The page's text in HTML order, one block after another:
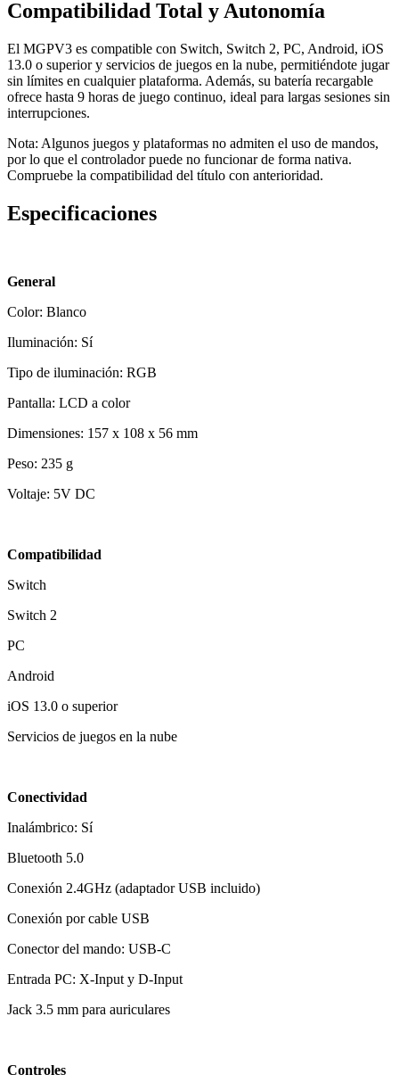
Compatibilidad Total y Autonomía
El MGPV3 es compatible con Switch, Switch 2, PC, Android, iOS
13.0 o superior y servicios de juegos en la nube, permitiéndote jugar
sin límites en cualquier plataforma. Además, su batería recargable
ofrece hasta 9 horas de juego continuo, ideal para largas sesiones sin
interrupciones.
Nota: Algunos juegos y plataformas no admiten el uso de mandos,
por lo que el controlador puede no funcionar de forma nativa.
Compruebe la compatibilidad del título con anterioridad.
Especificaciones
General
Color: Blanco
Iluminación: Sí
Tipo de iluminación: RGB
Pantalla: LCD a color
Dimensiones: 157 x 108 x 56 mm
Peso: 235 g
Voltaje: 5V DC
Compatibilidad
Switch
Switch 2
PC
Android
iOS 13.0 o superior
Servicios de juegos en la nube
Conectividad
Inalámbrico: Sí
Bluetooth 5.0
Conexión 2.4GHz (adaptador USB incluido)
Conexión por cable USB
Conector del mando: USB-C
Entrada PC: X-Input y D-Input
Jack 3.5 mm para auriculares
Controles